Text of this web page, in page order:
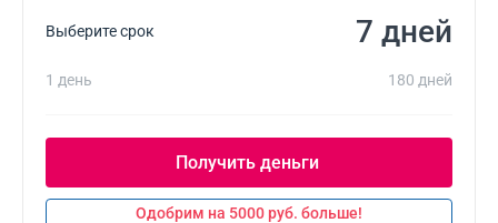
Выберите срок дней
1 день 180 дней
Одобрим на 5000 руб. больше!